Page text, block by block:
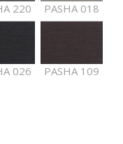
220 PASHA 018
026 PASHA 109